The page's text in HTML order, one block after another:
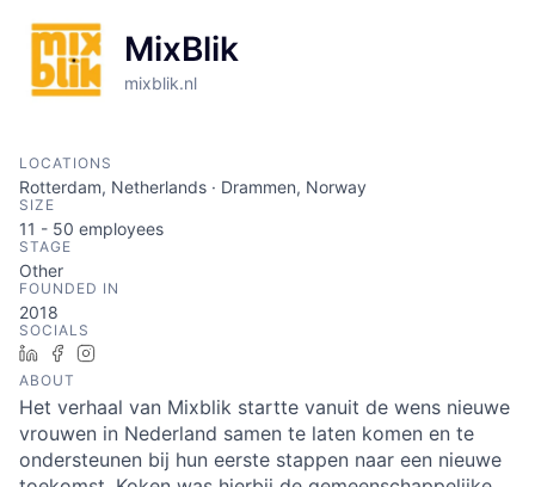
MixBlik
mixblik.nl
LOCATIONS
Rotterdam, Netherlands · Drammen, Norway
SIZE
11 - 50 employees
STAGE
Other
FOUNDED IN
2018
SOCIALS
LinkedInFacebook
ABOUT
Het verhaal van Mixblik startte vanuit de wens nieuwe
vrouwen in Nederland samen te laten komen en te
ondersteunen bij hun eerste stappen naar een nieuwe